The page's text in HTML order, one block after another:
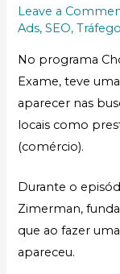
Leave a
Ads,SEO,
No programa
Exame, teve
aparecer nas
locais como
(comércio).
Durante o
Zimerman,
que ao fazer
apareceu.